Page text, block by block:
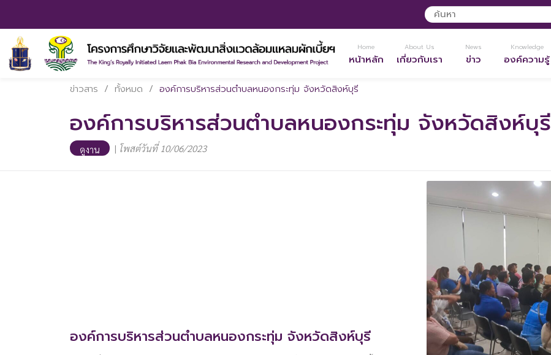
Home
หน้าหลัก
About Us
เกี่ยวกับเรา
News
ข่าว
Knowledge
องค์ความรู้
ข่าวสาร / ทั้งหมด / องค์การบริหารส่วนตำบลหนองกระทุ่ม จังหวัดสิงห์บุรี
องค์การบริหารส่วนตำบลหนองกระทุ่ม จังหวัดสิงห์บุรี
ดูงาน | โพสต์วันที่ 10/06/2023
องค์การบริหารส่วนตำบลหนองกระทุ่ม จังหวัดสิงห์บุรี